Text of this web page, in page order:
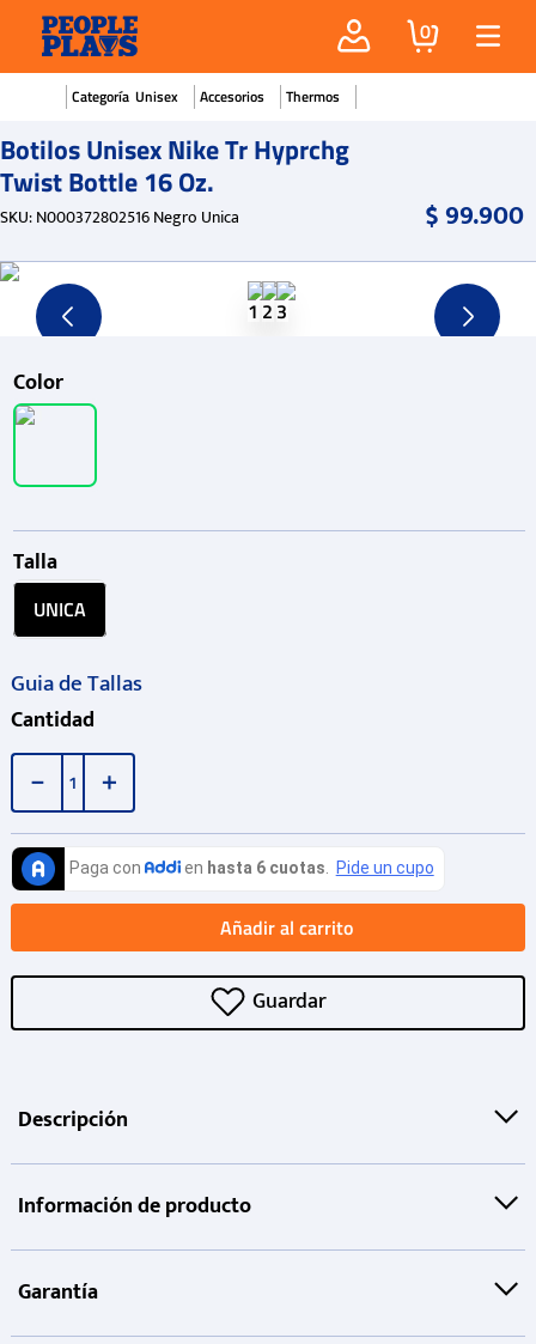
0
Unisex Accesorios Thermos
Botilos Unisex Nike Tr Hyprchg
Twist Bottle 16 Oz.
SKU:N000372802516 Negro Unica $99.900
Color
Talla
UNICA
Guia de Tallas
Cantidad
＋
－
Añadir al carrito
Descripción
Información de producto
Garantía